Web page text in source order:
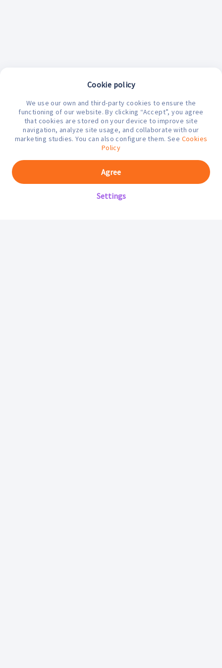
¿En qué podemos ayudarte hoy?
Cookie policy
We use our own and third-party cookies to ensure the
functioning of our website. By clicking “Accept”, you agree
that cookies are stored on your device to improve site
navigation, analyze site usage, and collaborate with our
marketing studies. You can also configure them. See Cookies
Policy
Settings
Agree